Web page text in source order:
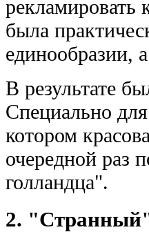
рекламировать
была
единообразии,
В результате
Специально
котором
очередной раз
голландца".
2.